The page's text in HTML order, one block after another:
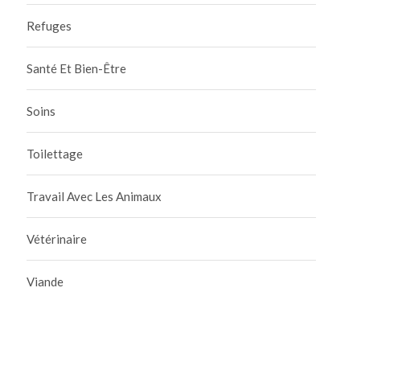
Refuges
Santé Et Bien-Être
Soins
Toilettage
Travail Avec Les Animaux
Vétérinaire
Viande